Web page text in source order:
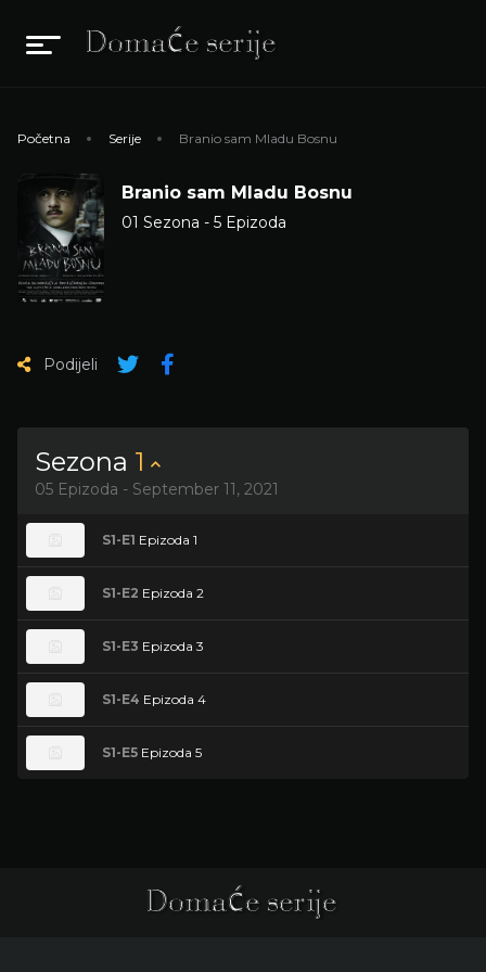
Početna Serije Branio sam Mladu Bosnu
Branio sam Mladu Bosnu
01 Sezona - 5 Epizoda
Podijeli
Sezona 1
05 Epizoda - September 11, 2021
S1-E1 Epizoda 1
S1-E2 Epizoda 2
S1-E3 Epizoda 3
S1-E4 Epizoda 4
S1-E5 Epizoda 5